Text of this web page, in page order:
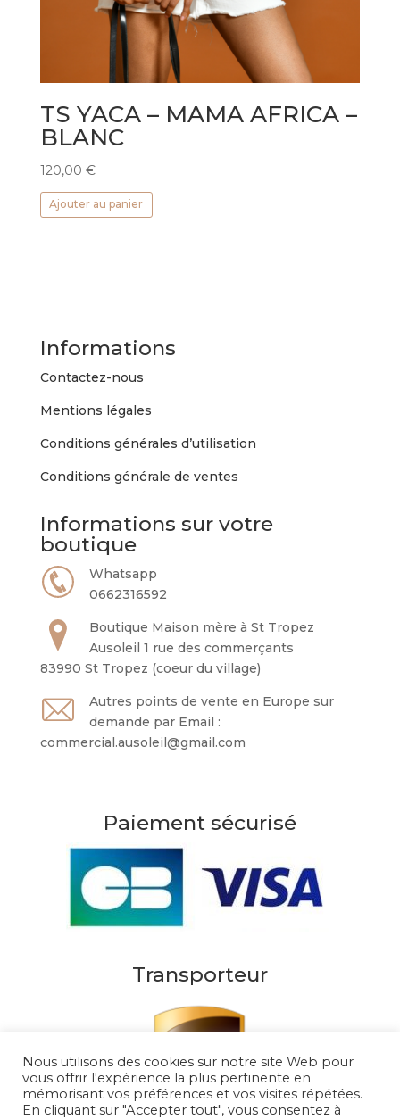
TS YACA – MAMA AFRICA –
BLANC
120,00 €
Ajouter au panier
Informations
Contactez-nous
Mentions légales
Conditions générales d’utilisation
Conditions générale de ventes
Informations sur votre
boutique
Whatsapp
0662316592
Boutique Maison mère à St Tropez
Ausoleil 1 rue des commerçants
83990 St Tropez (coeur du village)
Autres points de vente en Europe sur
demande par Email :
commercial.ausoleil@gmail.com
Paiement sécurisé
Transporteur
Nous utilisons des cookies sur notre site Web pour
vous offrir l'expérience la plus pertinente en
mémorisant vos préférences et vos visites répétées.
En cliquant sur "Accepter tout", vous consentez à